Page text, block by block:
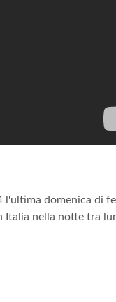
l'ultima domenica di
Italia nella notte tra